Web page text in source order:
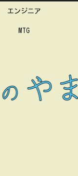
エンジニア
MTG